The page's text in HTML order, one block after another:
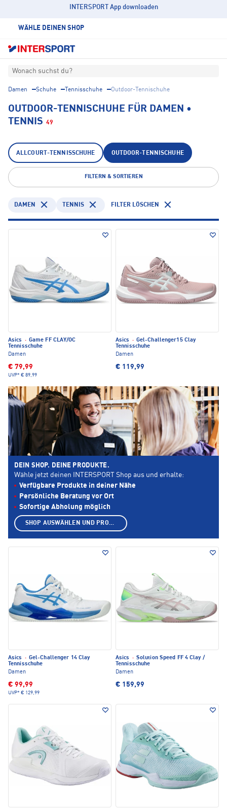
INTERSPORT App downloaden
WÄHLE DEINEN SHOP
Wonach suchst du?
Damen Schuhe Tennisschuhe Outdoor-Tennischuhe
OUTDOOR-TENNISCHUHE FÜR DAMEN •
TENNIS 49
ALLCOURT-TENNISSCHUHE OUTDOOR-TENNISCHUHE
FILTERN & SORTIEREN
DAMEN TENNIS FILTER LÖSCHEN
Asics · Game FF CLAY/OC
Tennisschuhe
Damen
€ 79,99
UVP* € 89,99
Asics · Gel-Challenger15 Clay
Tennisschuhe
Damen
€ 119,99
Asics · Gel-Challenger 14 Clay
Tennisschuhe
Damen
€ 99,99
UVP* € 129,99
Asics · Solution Speed FF 4 Clay /
Tennisschuhe
Damen
€ 159,99
DEIN SHOP. DEINE PRODUKTE.
Wähle jetzt deinen INTERSPORT Shop aus und erhalte:
Verfügbare Produkte in deiner Nähe
Persönliche Beratung vor Ort
Sofortige Abholung möglich
SHOP AUSWÄHLEN UND PRODUKTE ANZEIGEN